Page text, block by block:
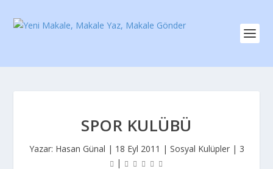
SPOR KULÜBÜ
Yazar: Hasan Günal | 18 Eyl 2011 | Sosyal Kulüpler| 3
|